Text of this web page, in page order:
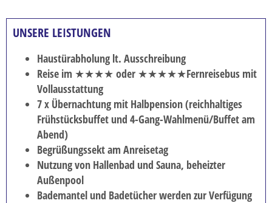
UNSERE LEISTUNGEN
Haustürabholung lt. Ausschreibung
Reise im ★★★★ oder ★★★★★Fernreisebus mit
Vollausstattung
7 x Übernachtung mit Halbpension (reichhaltiges
Frühstücksbuffet und 4-Gang-Wahlmenü/Buffet am
Abend)
Begrüßungssekt am Anreisetag
Nutzung von Hallenbad und Sauna, beheizter
Außenpool
Bademantel und Badetücher werden zur Verfügung